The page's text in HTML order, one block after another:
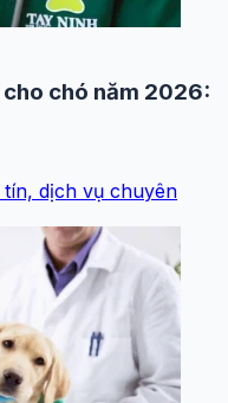
chó năm 2026:
dịch vụ chuyên